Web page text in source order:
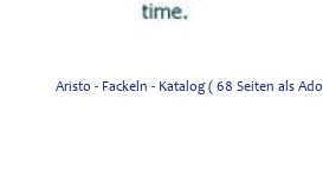
Aristo - Fackeln - Katalog ( 68 Seiten als